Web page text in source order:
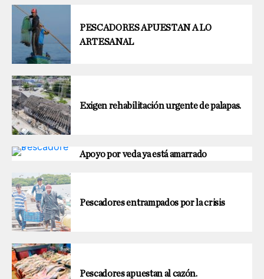
PESCADORES APUESTAN A LO
ARTESANAL
Exigen rehabilitación urgente de palapas.
Apoyo por veda ya está amarrado
Pescadores entrampados por la crisis
Pescadores apuestan al cazón.